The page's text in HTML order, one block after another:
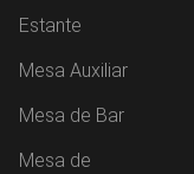
Estante
Mesa Auxiliar
Mesa de Bar
Mesa de